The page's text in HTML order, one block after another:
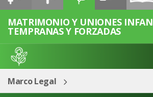
ESP
MATRIMONIO Y UNIONES
TEMPRANAS Y FORZADAS
Marco Legal